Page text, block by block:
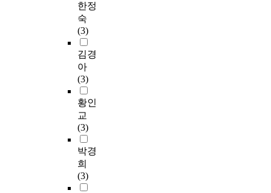
한정
숙
(3)
김경
아
(3)
황인
교
(3)
박경
희
(3)